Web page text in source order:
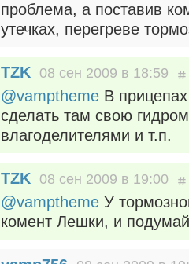
проблема, а поставив
утечках, перегреве
TZK 08 сен 2009 в 18:59
@vamptheme В
сделать там свою
влагоделителями и т.п.
TZK 08 сен 2009 в 19:00
@vamptheme У
комент Лешки, и